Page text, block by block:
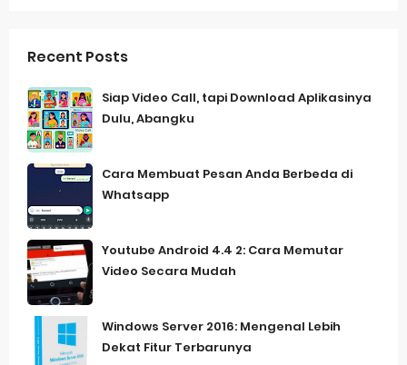
Recent Posts
Siap Video Call, tapi Download Aplikasinya
Dulu, Abangku
Cara Membuat Pesan Anda Berbeda di
Whatsapp
Youtube Android 4.4 2: Cara Memutar
Video Secara Mudah
Windows Server 2016: Mengenal Lebih
Dekat Fitur Terbarunya